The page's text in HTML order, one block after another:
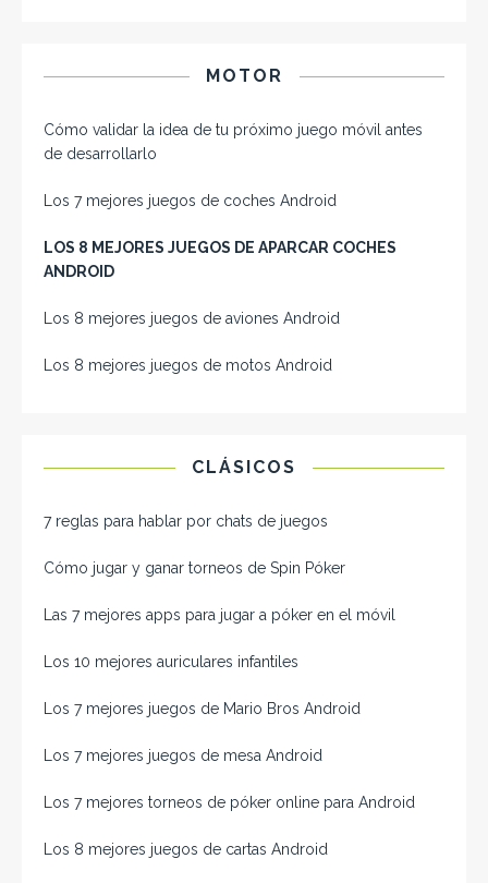
MOTOR
Cómo validar la idea de tu próximo juego móvil antes
de desarrollarlo
Los 7 mejores juegos de coches Android
LOS 8 MEJORES JUEGOS DE APARCAR COCHES
ANDROID
Los 8 mejores juegos de aviones Android
Los 8 mejores juegos de motos Android
CLÁSICOS
7 reglas para hablar por chats de juegos
Cómo jugar y ganar torneos de Spin Póker
Las 7 mejores apps para jugar a póker en el móvil
Los 10 mejores auriculares infantiles
Los 7 mejores juegos de Mario Bros Android
Los 7 mejores juegos de mesa Android
Los 7 mejores torneos de póker online para Android
Los 8 mejores juegos de cartas Android